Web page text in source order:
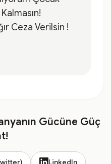
Ceza Verilsin !
Gücüne Güç
LinkedIn